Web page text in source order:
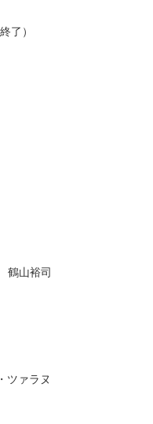
了）
鶴山裕司
ツァラヌ